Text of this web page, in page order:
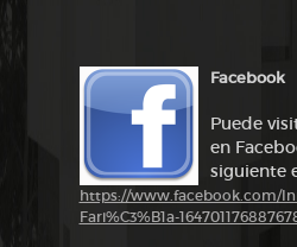
Facebook
Puede
en
siguiente
https://www.facebook.com/
Fari%C3%B1a-